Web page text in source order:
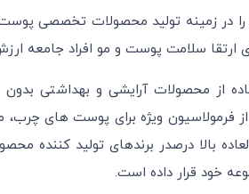
ارتقا سلامت پوست و مو افراد جامعه
از محصولات آرایشی و بهداشتی
فرمولاسیون ویژه برای پوست های
بالا درصدر برندهای تولید کننده
خود قرار داده است.